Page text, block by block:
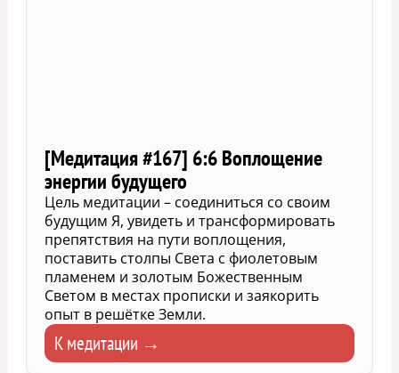
[Медитация #167] 6:6 Воплощение
энергии будущего
Цель медитации – соединиться со своим
будущим Я, увидеть и трансформировать
препятствия на пути воплощения,
поставить столпы Света с фиолетовым
пламенем и золотым Божественным
Светом в местах прописки и заякорить
опыт в решётке Земли.
К медитации →